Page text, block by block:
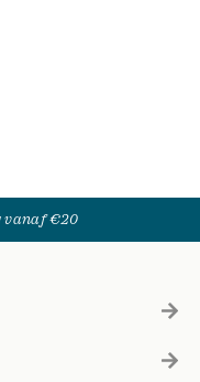
vanaf €20